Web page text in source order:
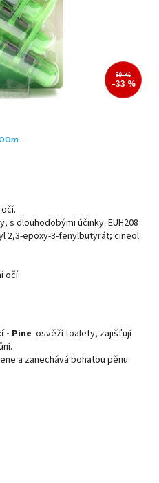
89 Kč
–33 %
s dlouhodobými účinky. EUH208
2,3-epoxy-3-fenylbutyrát; cineol.
očí.
- Pine osvěží toalety, zajišťují
a zanechává bohatou pěnu.